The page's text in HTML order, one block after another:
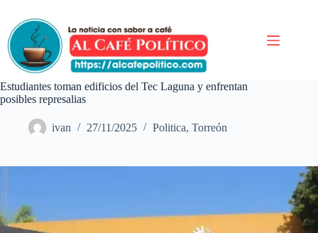
contenido
Estudiantes toman edificios del Tec Laguna y enfrentan
posibles represalias
ivan 27/11/2025 Politica, Torreón